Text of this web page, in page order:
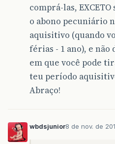
comprá-las,
o abono pecuniário
aquisitivo (quando
férias - 1 ano), e não
em que você pode
teu período
Abraço!
wbdsjunior8 de nov. de